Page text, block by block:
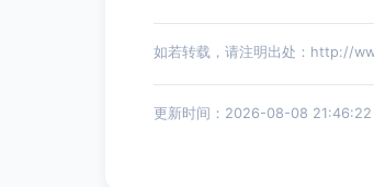
如若转载，请注明出处：http://
更新时间：2026-08-08 21:46:22